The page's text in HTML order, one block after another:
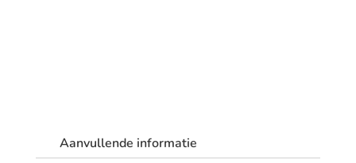
Aanvullende informatie